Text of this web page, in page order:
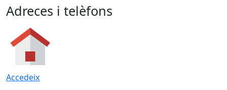
Adreces i telèfons
Accedeix